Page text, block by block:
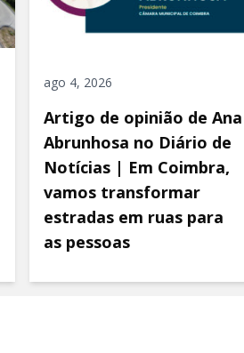
ago 4, 2026
Artigo de opinião de Ana
Abrunhosa no Diário de
Notícias | Em Coimbra,
vamos transformar
estradas em ruas para
as pessoas